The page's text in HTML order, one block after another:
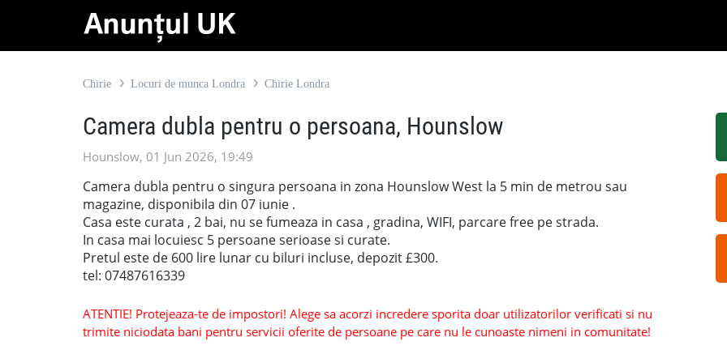
Chirie Locuri de munca Londra Chirie Londra
Camera dubla pentru o persoana, Hounslow
Hounslow, 01 Jun 2026, 19:49
Camera dubla pentru o singura persoana in zona Hounslow West la 5 min de metrou sau
magazine, disponibila din 07 iunie .
Casa este curata , 2 bai, nu se fumeaza in casa , gradina, WIFI, parcare free pe strada.
In casa mai locuiesc 5 persoane serioase si curate.
Pretul este de 600 lire lunar cu biluri incluse, depozit £300.
tel: 07487616339
ATENTIE! Protejeaza-te de impostori! Alege sa acorzi incredere sporita doar utilizatorilor verificati si nu
trimite niciodata bani pentru servicii oferite de persoane pe care nu le cunoaste nimeni in comunitate!